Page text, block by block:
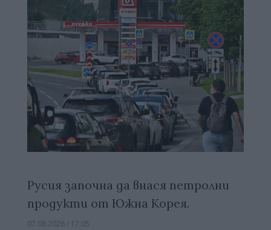
Русия започна да внася петролни
продукти от Южна Корея.
07.08.2026 / 17:05